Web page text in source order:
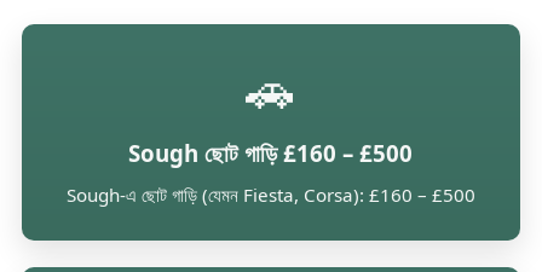
🚗
Sough ছোট গাড়ি £160 – £500
Sough-এ ছোট গাড়ি (যেমন Fiesta, Corsa): £160 – £500